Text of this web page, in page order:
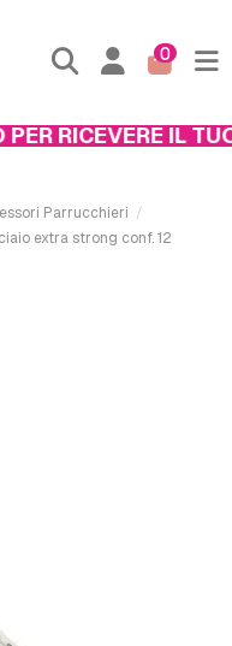
0
RICEVERE IL TUO
Parrucchieri
extra strong conf. 12